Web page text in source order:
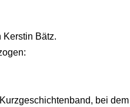
Kerstin Bätz.
bei dem